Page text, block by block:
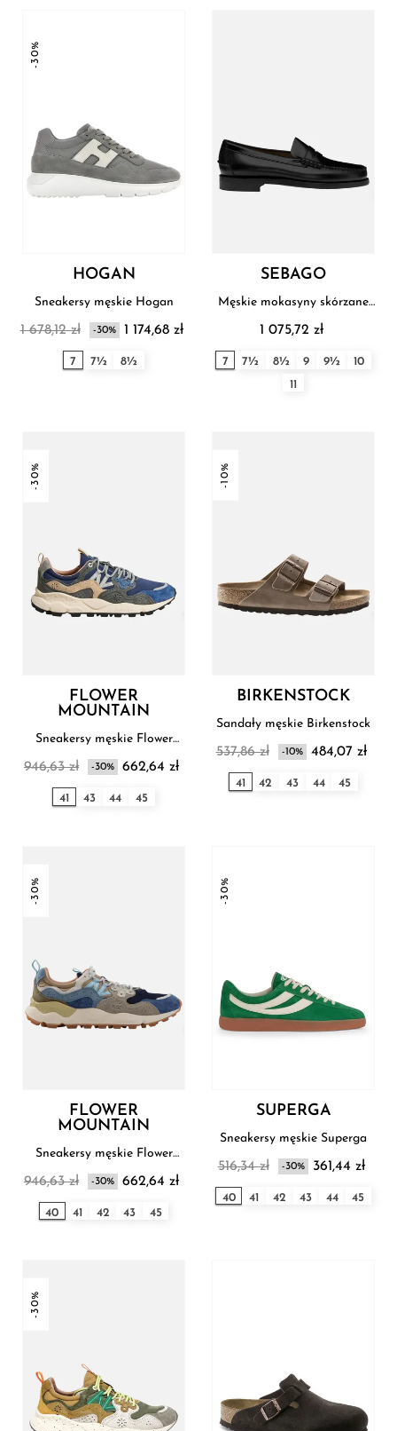
-30%
HOGAN
Sneakersy męskie Hogan
1 678,12 zł -30% 1 174,68 zł
7 7½ 8½
SEBAGO
Męskie mokasyny skórzane
1 075,72 zł
7 7½ 8½ 9 9½
10
11
-30%
FLOWER
MOUNTAIN
Sneakersy męskie Flower
946,63 zł -30% 662,64 zł
41 43 44 45
-10%
BIRKENSTOCK
Sandały męskie Birkenstock
537,86 zł -10% 484,07 zł
41 42 43 44 45
-30%
FLOWER
MOUNTAIN
Sneakersy męskie Flower
946,63 zł -30% 662,64 zł
40 41 42 43 45
-30%
SUPERGA
Sneakersy męskie Superga
516,34 zł -30% 361,44 zł
40 41 42 43 44 45
-30%